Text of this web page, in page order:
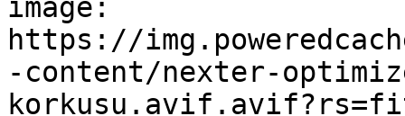
image:
https://
-content/nexter-